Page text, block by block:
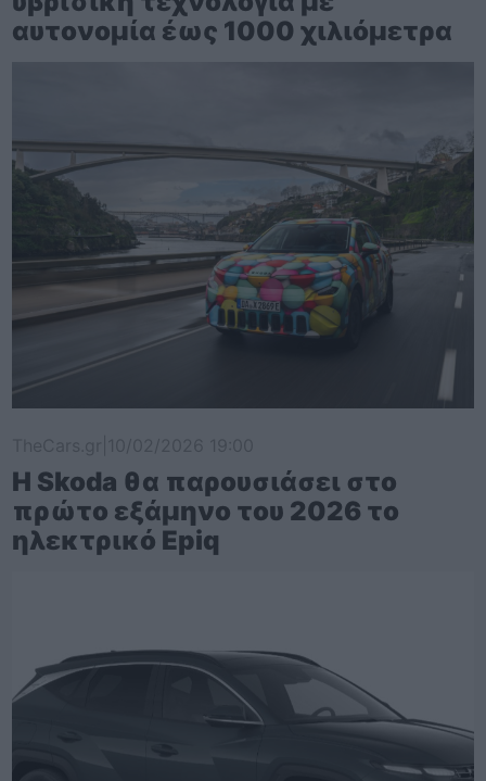
αυτονομία έως 1000 χιλιόμετρα
Η Skoda θα παρουσιάσει στο
πρώτο εξάμηνο του 2026 το
ηλεκτρικό Epiq